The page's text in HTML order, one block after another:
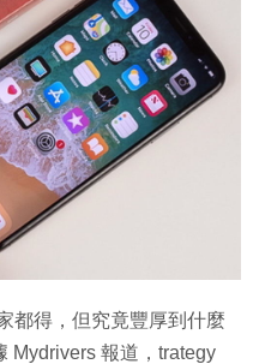
都得，但究竟豐厚到什麼
Mydrivers 報道，trategy